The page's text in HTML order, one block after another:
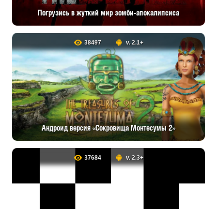
Погрузись в жуткий мир зомби-апокалипсиса
38497 v. 2.1+
Андроид версия «Сокровища Монтесумы 2»
37684 v. 2.3+